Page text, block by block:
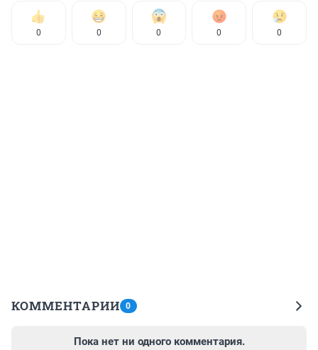
0 0 0 0 0
КОММЕНТАРИИ 0
Пока нет ни одного комментария.